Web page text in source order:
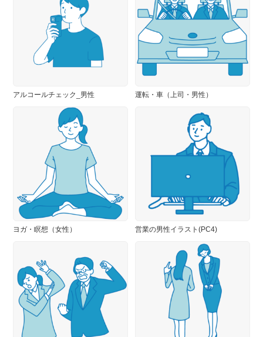
アルコールチェック_男性 運転・車（上司・男性）
ヨガ・瞑想（女性） 営業の男性イラスト(PC4)